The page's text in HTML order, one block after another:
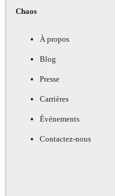
Chaos
À propos
Blog
Presse
Carrières
Événements
Contactez-nous